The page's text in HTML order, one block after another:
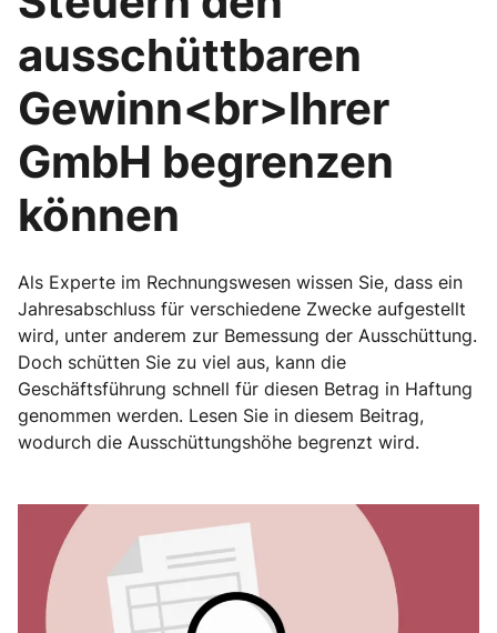
ausschüttbaren
Gewinn<br>Ihrer
GmbH begrenzen
können
Als Experte im Rechnungswesen wissen Sie, dass ein
Jahresabschluss für verschiedene Zwecke aufgestellt
wird, unter anderem zur Bemessung der Ausschüttung.
Doch schütten Sie zu viel aus, kann die
Geschäftsführung schnell für diesen Betrag in Haftung
genommen werden. Lesen Sie in diesem Beitrag,
wodurch die Ausschüttungshöhe begrenzt wird.